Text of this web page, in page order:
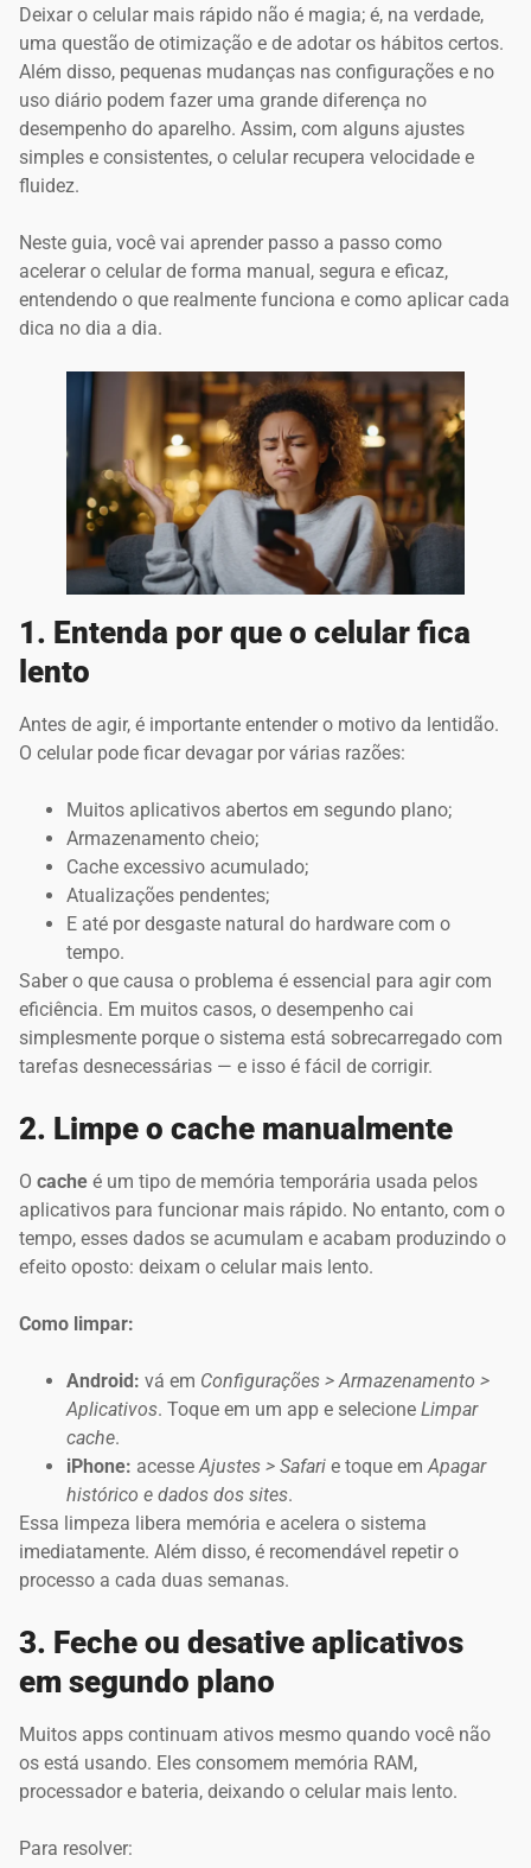
Deixar o celular mais rápido não é magia; é, na verdade,
uma questão de otimização e de adotar os hábitos certos.
Além disso, pequenas mudanças nas configurações e no
uso diário podem fazer uma grande diferença no
desempenho do aparelho. Assim, com alguns ajustes
simples e consistentes, o celular recupera velocidade e
fluidez.
Neste guia, você vai aprender passo a passo como
acelerar o celular de forma manual, segura e eficaz,
entendendo o que realmente funciona e como aplicar cada
dica no dia a dia.
1. Entenda por que o celular fica
lento
Antes de agir, é importante entender o motivo da lentidão.
O celular pode ficar devagar por várias razões:
Muitos aplicativos abertos em segundo plano;
Armazenamento cheio;
Cache excessivo acumulado;
Atualizações pendentes;
E até por desgaste natural do hardware com o
tempo.
Saber o que causa o problema é essencial para agir com
eficiência. Em muitos casos, o desempenho cai
simplesmente porque o sistema está sobrecarregado com
tarefas desnecessárias — e isso é fácil de corrigir.
2. Limpe o cache manualmente
O cache é um tipo de memória temporária usada pelos
aplicativos para funcionar mais rápido. No entanto, com o
tempo, esses dados se acumulam e acabam produzindo o
efeito oposto: deixam o celular mais lento.
Como limpar:
Android: vá em Configurações > Armazenamento >
Aplicativos. Toque em um app e selecione Limpar
cache.
iPhone: acesseAjustes > Safari e toque emApagar
histórico e dados dos sites.
Essa limpeza libera memória e acelera o sistema
imediatamente. Além disso, é recomendável repetir o
processo a cada duas semanas.
3. Feche ou desative aplicativos
em segundo plano
Muitos apps continuam ativos mesmo quando você não
os está usando. Eles consomem memória RAM,
processador e bateria, deixando o celular mais lento.
Para resolver: